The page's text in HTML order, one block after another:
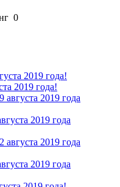
0
2019 года!
2019 года
2019 года